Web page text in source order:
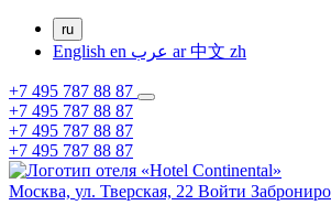
ru
English en ar中文 zh
+7 495 787 88 87
+7 495 787 88 87
+7 495 787 88 87
+7 495 787 88 87
Москва, ул. Тверская, 22 Войти